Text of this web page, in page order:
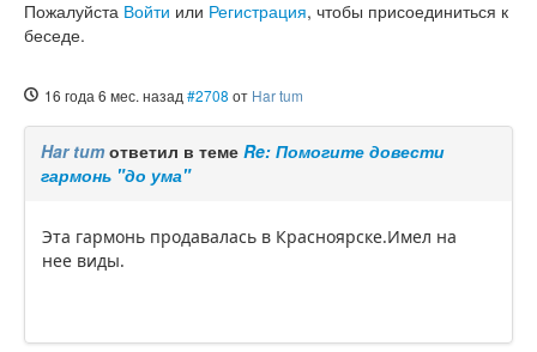
Пожалуйста Войти или Регистрация, чтобы присоединиться к
беседе.
16 года 6 мес. назад #2708 от Har tum
Har tum ответил в теме Re: Помогите довести
гармонь "до ума"
Эта гармонь продавалась в Красноярске.Имел на
нее виды.